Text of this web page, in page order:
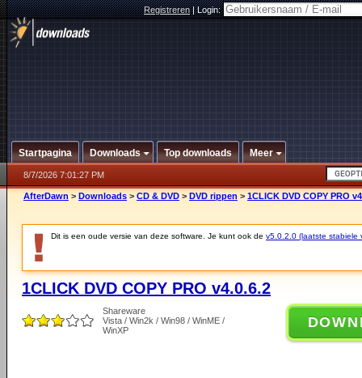
Registreren|Login:
Startpagina Downloads Top downloads Meer
8/7/2026 7:01:27 PM
AfterDawn > Downloads > CD & DVD > DVD rippen > 1CLICK DVD COPY PRO
Dit is een oude versie van deze software. Je kunt ook de v5.0.2.0 (laatste stabiele
1CLICK DVD COPY PRO v4.0.6.2
Shareware
Vista / Win2k / Win98 / WinME /
WinXP